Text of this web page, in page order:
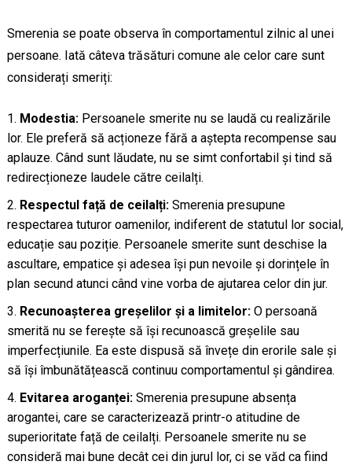
Smerenia se poate observa în comportamentul zilnic al unei
persoane. Iată câteva trăsături comune ale celor care sunt
considerați smeriți:
Modestia:Persoanele smerite nu se laudă cu realizările
lor. Ele preferă să acționeze fără a aștepta recompense sau
aplauze. Când sunt lăudate, nu se simt confortabil și tind să
redirecționeze laudele către ceilalți.
Respectul față de ceilalți:Smerenia presupune
respectarea tuturor oamenilor, indiferent de statutul lor social,
educație sau poziție. Persoanele smerite sunt deschise la
ascultare, empatice și adesea își pun nevoile și dorințele în
plan secund atunci când vine vorba de ajutarea celor din jur.
Recunoașterea greșelilor și a limitelor:O persoană
smerită nu se ferește să își recunoască greșelile sau
imperfecțiunile. Ea este dispusă să învețe din erorile sale și
să își îmbunătățească continuu comportamentul și gândirea.
Evitarea aroganței:Smerenia presupune absența
arogantei, care se caracterizează printr-o atitudine de
superioritate față de ceilalți. Persoanele smerite nu se
consideră mai bune decât cei din jurul lor, ci se văd ca fiind